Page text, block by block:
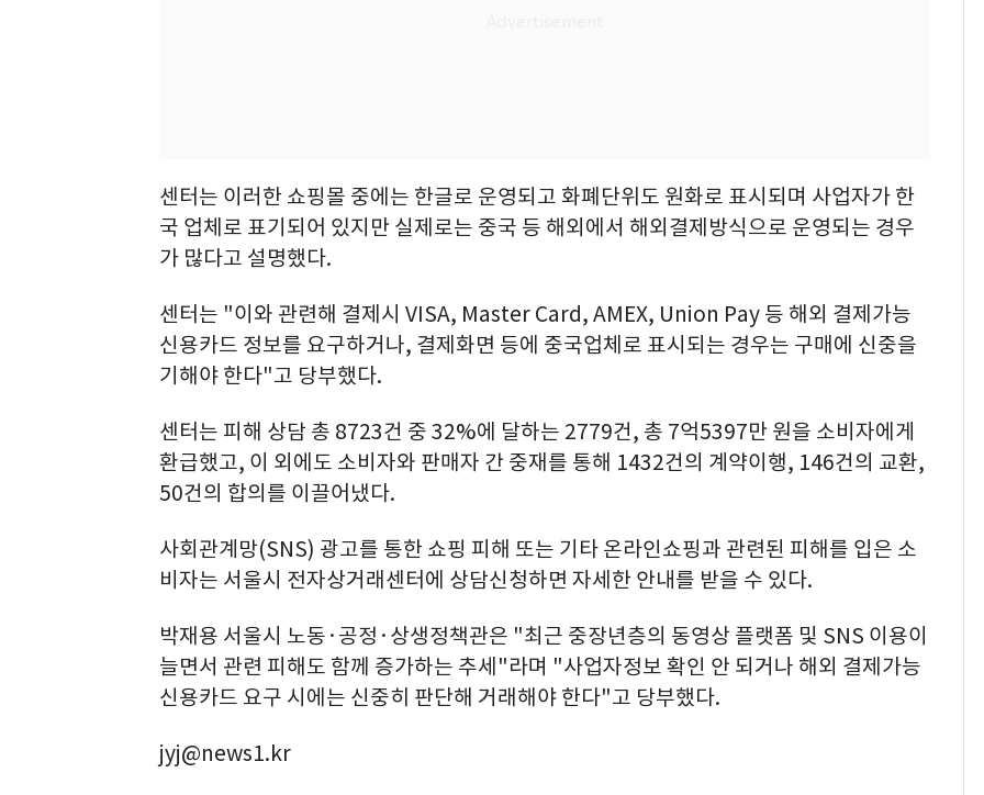
센터는 이러한 쇼핑몰 중에는 한글로 운영되고 화폐단위도 원화로 표시되며 사업자가 한
국 업체로 표기되어 있지만 실제로는 중국 등 해외에서 해외결제방식으로 운영되는 경우
가 많다고 설명했다.
센터는 "이와 관련해 결제시 VISA, Master Card, AMEX, Union Pay 등 해외 결제가능
신용카드 정보를 요구하거나, 결제화면 등에 중국업체로 표시되는 경우는 구매에 신중을
기해야 한다"고 당부했다.
센터는 피해 상담 총 8723건 중 32%에 달하는 2779건, 총 7억5397만 원을 소비자에게
환급했고, 이 외에도 소비자와 판매자 간 중재를 통해 1432건의 계약이행, 146건의 교환,
50건의 합의를 이끌어냈다.
사회관계망(SNS) 광고를 통한 쇼핑 피해 또는 기타 온라인쇼핑과 관련된 피해를 입은 소
비자는 서울시 전자상거래센터에 상담신청하면 자세한 안내를 받을 수 있다.
박재용 서울시 노동·공정·상생정책관은 "최근 중장년층의 동영상 플랫폼 및 SNS 이용이
늘면서 관련 피해도 함께 증가하는 추세"라며 "사업자정보 확인 안 되거나 해외 결제가능
신용카드 요구 시에는 신중히 판단해 거래해야 한다"고 당부했다.
jyj@news1.kr